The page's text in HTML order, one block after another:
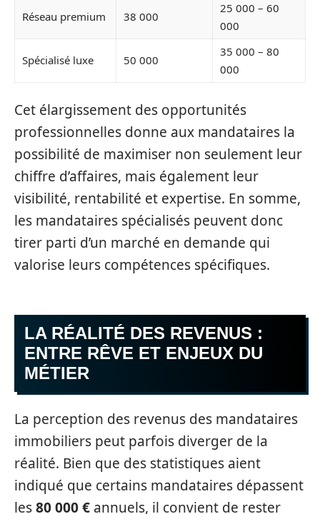
Réseau premium 38 000
25 000 – 60
000
Spécialisé luxe 50 000
35 000 – 80
000
Cet élargissement des opportunités
professionnelles donne aux mandataires la
possibilité de maximiser non seulement leur
chiffre d’affaires, mais également leur
visibilité, rentabilité et expertise. En somme,
les mandataires spécialisés peuvent donc
tirer parti d’un marché en demande qui
valorise leurs compétences spécifiques.
LA RÉALITÉ DES REVENUS :
ENTRE RÊVE ET ENJEUX DU
MÉTIER
La perception des revenus des mandataires
immobiliers peut parfois diverger de la
réalité. Bien que des statistiques aient
indiqué que certains mandataires dépassent
les80 000 € annuels, il convient de rester